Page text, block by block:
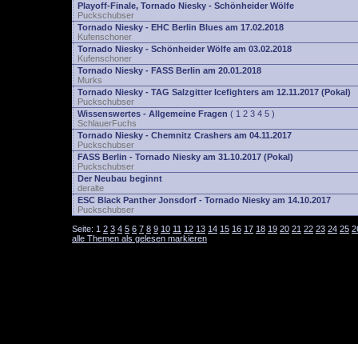
Playoff-Finale, Tornado Niesky - Schönheider Wölfe
Puckschubser
Tornado Niesky - EHC Berlin Blues am 17.02.2018
Kufenschoner
Tornado Niesky - Schönheider Wölfe am 03.02.2018
Kufenschoner
Tornado Niesky - FASS Berlin am 20.01.2018
Murks
Tornado Niesky - TAG Salzgitter Icefighters am 12.11.2017 (Pokal)
Puckschubser
Wissenswertes - Allgemeine Fragen ( 1 2 3 4 5 )
SchlauerFuchs
Tornado Niesky - Chemnitz Crashers am 04.11.2017
Puckschubser
FASS Berlin - Tornado Niesky am 31.10.2017 (Pokal)
Puckschubser
Der Neubau beginnt
deralte
ESC Black Panther Jonsdorf - Tornado Niesky am 14.10.2017
Puckschubser
Seite: 1 2 3 4 5 6 7 8 9 10 11 12 13 14 15 16 17 18 19 20 21 22 23 24 25
alle Themen als gelesen markieren